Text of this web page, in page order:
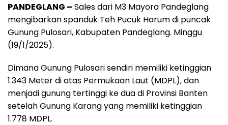
PANDEGLANG – Sales dari M3 Mayora Pandeglang
mengibarkan spanduk Teh Pucuk Harum di puncak
Gunung Pulosari, Kabupaten Pandeglang. Minggu
(19/1/2025).
Dimana Gunung Pulosari sendiri memiliki ketinggian
1.343 Meter di atas Permukaan Laut (MDPL), dan
menjadi gunung tertinggi ke dua di Provinsi Banten
setelah Gunung Karang yang memiliki ketinggian
1.778 MDPL.